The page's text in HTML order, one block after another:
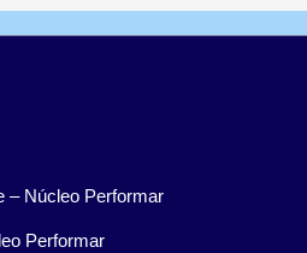
– Núcleo Performar
Performar